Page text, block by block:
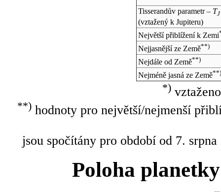
Tisserandův parametr – TJ
(vztažený k Jupiteru)
Největší přiblížení k Zemi
Nejjasnější ze Země**)
Nejdále od Země**)
Nejméně jasná ze Země**)
*)
**)hodnoty pro největší/nejmenší
jsou spočítány pro období od 7.
Poloha